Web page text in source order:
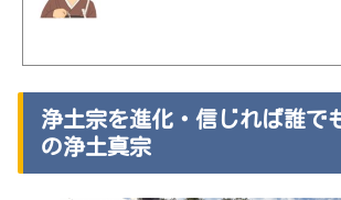
浄土宗を進化・信じれば誰で
の浄土真宗